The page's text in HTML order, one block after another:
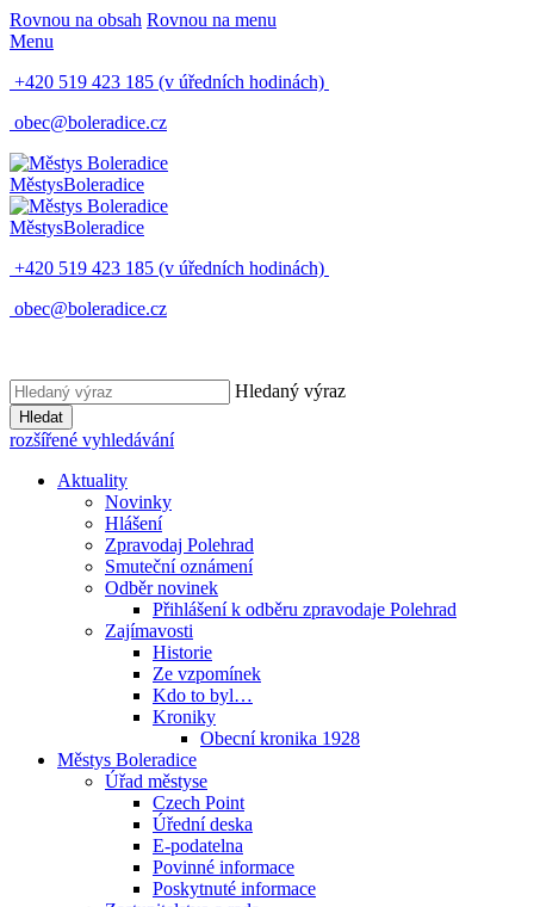
Rovnou na obsah Rovnou na menu
Menu
+420 519 423 185 (v úředních hodinách)
obec@boleradice.cz
MěstysBoleradice
MěstysBoleradice
+420 519 423 185 (v úředních hodinách)
obec@boleradice.cz
Hledaný výraz
Hledat
rozšířené vyhledávání
Aktuality
Novinky
Hlášení
Zpravodaj Polehrad
Smuteční oznámení
Odběr novinek
Přihlášení k odběru zpravodaje Polehrad
Zajímavosti
Historie
Ze vzpomínek
Kdo to byl…
Kroniky
Obecní kronika 1928
Městys Boleradice
Úřad městyse
Czech Point
Úřední deska
E-podatelna
Povinné informace
Poskytnuté informace